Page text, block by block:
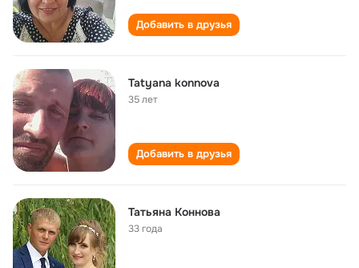
Добавить в друзья
Tatyana konnova
35 лет
Добавить в друзья
Татьяна Коннова
33 года